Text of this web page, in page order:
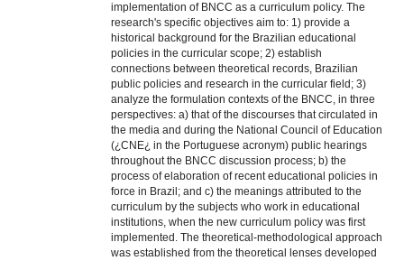
implementation of BNCC as a curriculum policy. The
research's specific objectives aim to: 1) provide a
historical background for the Brazilian educational
policies in the curricular scope; 2) establish
connections between theoretical records, Brazilian
public policies and research in the curricular field; 3)
analyze the formulation contexts of the BNCC, in three
perspectives: a) that of the discourses that circulated in
the media and during the National Council of Education
(¿CNE¿ in the Portuguese acronym) public hearings
throughout the BNCC discussion process; b) the
process of elaboration of recent educational policies in
force in Brazil; and c) the meanings attributed to the
curriculum by the subjects who work in educational
institutions, when the new curriculum policy was first
implemented. The theoretical-methodological approach
was established from the theoretical lenses developed